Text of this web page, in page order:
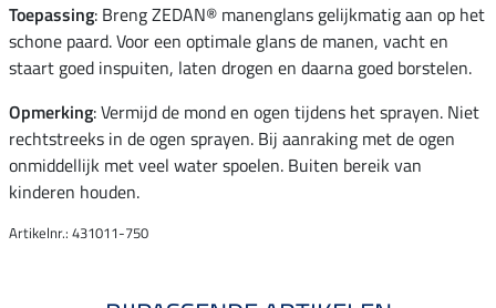
Toepassing: Breng ZEDAN® manenglans gelijkmatig aan op het
schone paard. Voor een optimale glans de manen, vacht en
staart goed inspuiten, laten drogen en daarna goed borstelen.
Opmerking: Vermijd de mond en ogen tijdens het sprayen. Niet
rechtstreeks in de ogen sprayen. Bij aanraking met de ogen
onmiddellijk met veel water spoelen. Buiten bereik van
kinderen houden.
Artikelnr.: 431011-750